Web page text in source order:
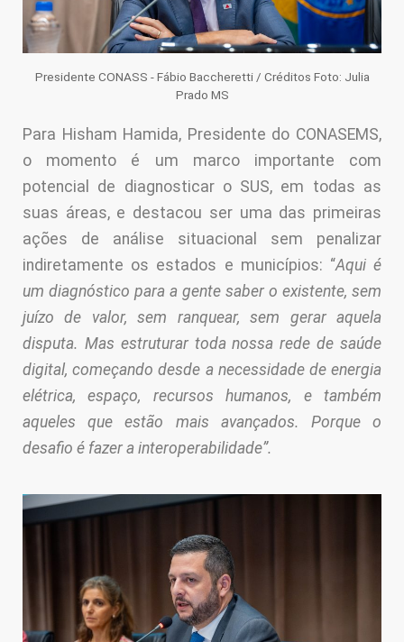
Presidente CONASS - Fábio Baccheretti / Créditos Foto: Julia
Prado MS
Para Hisham Hamida, Presidente do CONASEMS,
o momento é um marco importante com
potencial de diagnosticar o SUS, em todas as
suas áreas, e destacou ser uma das primeiras
ações de análise situacional sem penalizar
indiretamente os estados e municípios: “Aqui é
um diagnóstico para a gente saber o existente, sem
juízo de valor, sem ranquear, sem gerar aquela
disputa. Mas estruturar toda nossa rede de saúde
digital, começando desde a necessidade de energia
elétrica, espaço, recursos humanos, e também
aqueles que estão mais avançados. Porque o
desafio é fazer a interoperabilidade”.